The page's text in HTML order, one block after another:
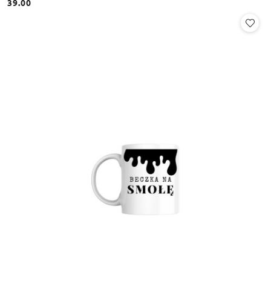
Cena:
39.00